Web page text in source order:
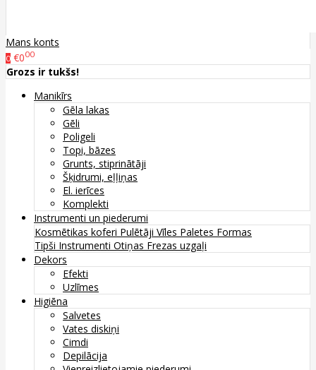
Mans konts
0 €000
Grozs ir tukšs!
Manikīrs
Gēla lakas
Gēli
Poligeli
Topi, bāzes
Grunts, stiprinātāji
Šķidrumi, eļļiņas
El. ierīces
Komplekti
Instrumenti un piederumi
Kosmētikas koferi Pulētāji Vīles Paletes Formas
Tipši Instrumenti Otiņas Frezas uzgaļi
Dekors
Efekti
Uzlīmes
Higiēna
Salvetes
Vates diskiņi
Cimdi
Depilācija